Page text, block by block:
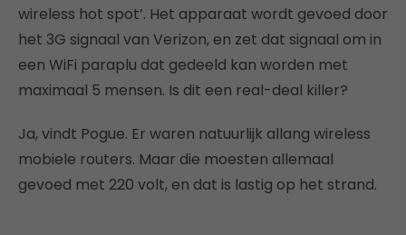
wireless hot spot’. Het apparaat wordt gevoed door
het 3G signaal van Verizon, en zet dat signaal om in
een WiFi paraplu dat gedeeld kan worden met
maximaal 5 mensen. Is dit een real-deal killer?
Ja, vindt Pogue. Er waren natuurlijk allang wireless
mobiele routers. Maar die moesten allemaal
gevoed met 220 volt, en dat is lastig op het strand.